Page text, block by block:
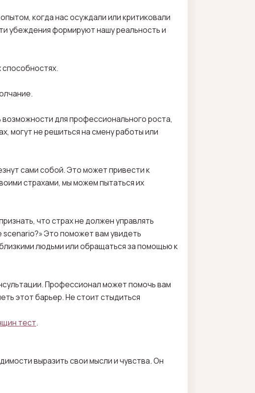
когда нас осуждали или критиковали
убеждения формируют нашу реальность и
для профессионального роста,
могут не решиться на смену работы или
сами собой. Это может привести к
страхами, мы можем пытаться их
что страх не должен управлять
Это поможет вам увидеть
людьми или обращаться за помощью к
Профессионал может помочь вам
этот барьер. Не стоит стыдиться
тест.
выразить свои мысли и чувства. Он